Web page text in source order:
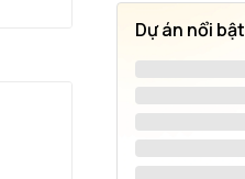
Dự án nổi bật